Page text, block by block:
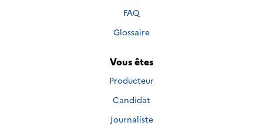
FAQ
Glossaire
Vous êtes
Producteur
Candidat
Journaliste